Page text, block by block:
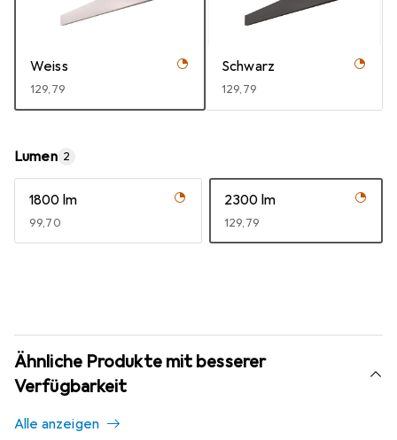
Weiss
EUR
129,79
Schwarz
EUR
129,79
Lumen 2
1800 lm
EUR
99,70
2300 lm
EUR
129,79
Ähnliche Produkte mit besserer
Verfügbarkeit
Alle anzeigen